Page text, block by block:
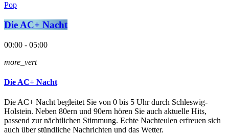
Pop
Die AC+ Nacht
00:00 - 05:00
more_vert
Die AC+ Nacht
Die AC+ Nacht begleitet Sie von 0 bis 5 Uhr durch Schleswig-
Holstein. Neben 80ern und 90ern hören Sie auch aktuelle Hits,
passend zur nächtlichen Stimmung. Echte Nachteulen erfreuen sich
auch über stündliche Nachrichten und das Wetter.